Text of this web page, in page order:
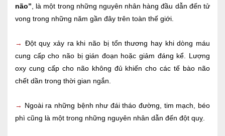
não” , là một trong những nguyên nhân hàng đầu dẫn đến tử
vong trong những năm gần đây trên toàn thế giới.
→ Đột quỵ xảy ra khi não bị tổn thương hay khi dòng máu
cung cấp cho não bị gián đoạn hoặc giảm đáng kể. Lượng
oxy cung cấp cho não không đủ khiến cho các tế bào não
chết dần trong thời gian ngắn.
→ Ngoài ra những bệnh như đái tháo đường, tim mạch, béo
phì cũng là một trong những nguyên nhân dẫn đến đột quỵ.